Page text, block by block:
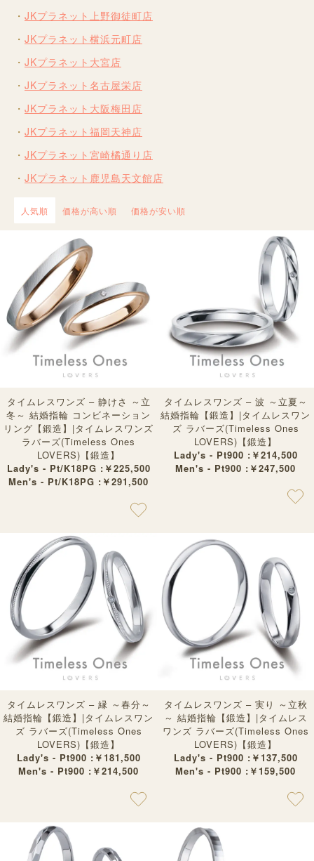
JKプラネット上野御徒町店
JKプラネット横浜元町店
JKプラネット大宮店
JKプラネット名古屋栄店
JKプラネット大阪梅田店
JKプラネット福岡天神店
JKプラネット宮崎橘通り店
JKプラネット鹿児島天文館店
人気順 価格が高い順 価格が安い順
タイムレスワンズ – 静けさ ～立
冬～ 結婚指輪 コンビネーション
リング【鍛造】|タイムレスワンズ
ラバーズ(Timeless Ones
LOVERS)【鍛造】
Lady's - Pt/K18PG :￥225,500
Men's - Pt/K18PG :￥291,500
タイムレスワンズ – 波 ～立夏～
結婚指輪【鍛造】|タイムレスワン
ズ ラバーズ(Timeless Ones
LOVERS)【鍛造】
Lady's - Pt900 :￥214,500
Men's - Pt900 :￥247,500
タイムレスワンズ – 縁 ～春分～
結婚指輪【鍛造】|タイムレスワン
ズ ラバーズ(Timeless Ones
LOVERS)【鍛造】
Lady's - Pt900 :￥181,500
Men's - Pt900 :￥214,500
タイムレスワンズ – 実り ～立秋
～ 結婚指輪【鍛造】|タイムレス
ワンズ ラバーズ(Timeless Ones
LOVERS)【鍛造】
Lady's - Pt900 :￥137,500
Men's - Pt900 :￥159,500